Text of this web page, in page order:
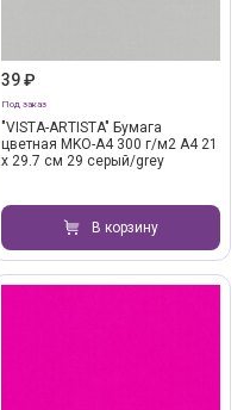
39 ₽
Под заказ
"VISTA-ARTISTA" Бумага
цветная MKO-A4 300 г/м2 A4 21
х 29.7 см 29 серый/grey
В корзину